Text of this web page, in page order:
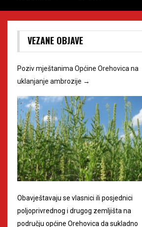
VEZANE OBJAVE
Poziv mještanima Općine Orehovica na
uklanjanje ambrozije →
Obavještavaju se vlasnici ili posjednici
poljoprivrednog i drugog zemljišta na
području općine Orehovica da sukladno